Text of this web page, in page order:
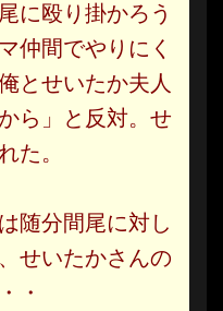
に殴り掛かろう
仲間でやりにく
とせいたか夫人
ら」と反対。せ
た。
随分間尾に対し
せいたかさんの
・